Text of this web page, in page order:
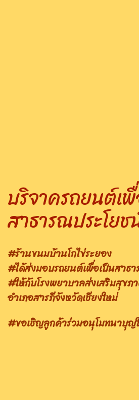
บริจาครถยนต์เ
สาธารณประโย
#ร้านขนมบ้านโกไข่ระยอง
#ได้ส่งมอบรถยนต์เพื่อเป็นสาธ
#ให้กับโรงพยาบาลส่งเสริมสุข
อำเภอสารภีจังหวัดเชียงใหม่
#ขอเชิญลูกค้าร่วมอนุโมทนาบุญ